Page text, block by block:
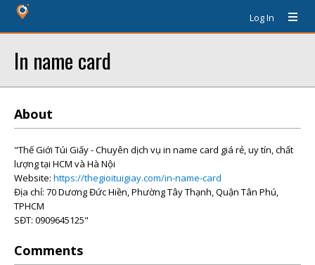
Log In
In name card
About
"Thế Giới Túi Giấy - Chuyên dịch vụ in name card giá rẻ, uy tín, chất
lượng tại HCM và Hà Nội
Website: https://thegioituigiay.com/in-name-card
Địa chỉ: 70 Dương Đức Hiền, Phường Tây Thạnh, Quận Tân Phú,
TPHCM
SĐT: 0909645125"
Comments